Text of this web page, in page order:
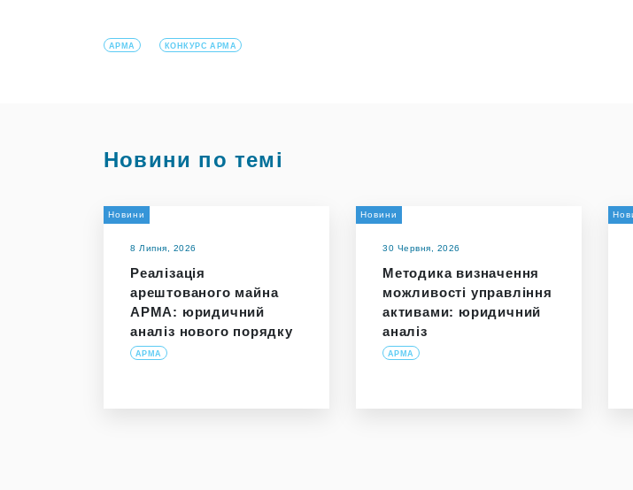
АРМА КОНКУРС АРМА
Новини по темі
Новини
8 Липня, 2026
Реалізація
арештованого майна
АРМА: юридичний
аналіз нового порядку
АРМА
Новини
30 Червня, 2026
Методика визначення
можливості управління
активами: юридичний
аналіз
АРМА